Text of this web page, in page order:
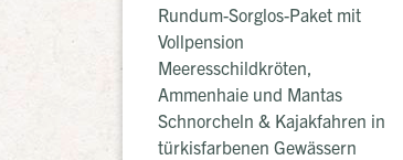
Rundum-Sorglos-Paket mit
Vollpension
Meeresschildkröten,
Ammenhaie und Mantas
Schnorcheln & Kajakfahren in
türkisfarbenen Gewässern